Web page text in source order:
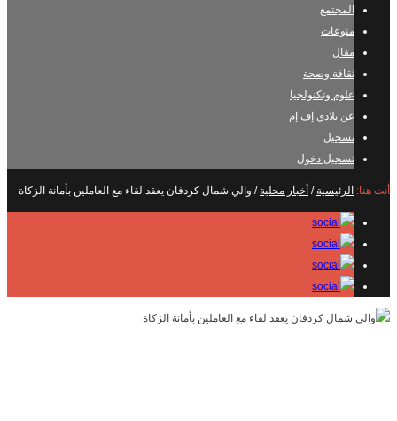
المجتمع
منوعات
مقال
ثقافة وصحة
علوم وتكنولجيا
عن بلادي إف إم
تسجيل
تسجيل دخول
أنت هنا: الرئيسية / أخبار محلية / والي شمال كردفان يعقد لقاء مع العاملين بأمانة الزكاة